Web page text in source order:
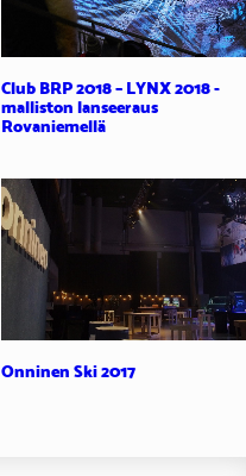
Club BRP 2018 – LYNX 2018 -
malliston lanseeraus
Rovaniemellä
Onninen Ski 2017